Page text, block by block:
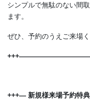
シンプルで無駄のない間
ます。
ぜひ、予約のうえご来場く
+++— 新規様来場予約特